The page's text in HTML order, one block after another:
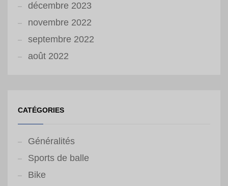
décembre 2023
novembre 2022
septembre 2022
août 2022
CATÉGORIES
Généralités
Sports de balle
Bike